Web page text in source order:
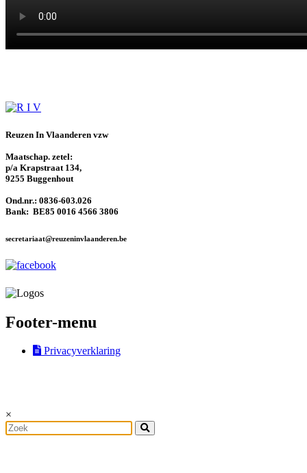
Reuzen In Vlaanderen vzw
Maatschap. zetel:
p/a Krapstraat 134,
9255 Buggenhout
Ond.nr.: 0836-603.026
Bank: BE85 0016 4566 3806
secretariaat@reuzeninvlaanderen.be
Footer-menu
Privacyverklaring
×